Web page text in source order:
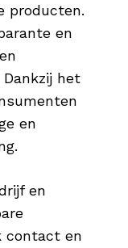
producten.
en
Dankzij het
en
en
contact en